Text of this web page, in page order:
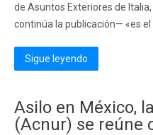
de Asuntos Exteriores de
continúa la publicación— «es el
Sigue leyendo
Asilo en México,
(Acnur) se reúne